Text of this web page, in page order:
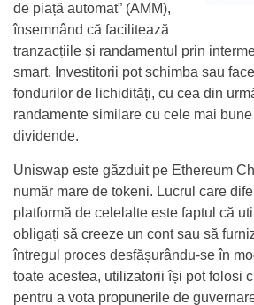
de piață automat” (AMM),
însemnând că facilitează
tranzacțiile și randamentul prin
smart. Investitorii pot schimba sau
fondurilor de lichidități, cu cea din
randamente similare cu cele mai
dividende.
Uniswap este găzduit pe Ethereum
număr mare de tokeni. Lucrul care
platformă de celelalte este faptul că
obligați să creeze un cont sau să
întregul proces desfășurându-se în
toate acestea, utilizatorii își pot folosi
pentru a vota propunerile de